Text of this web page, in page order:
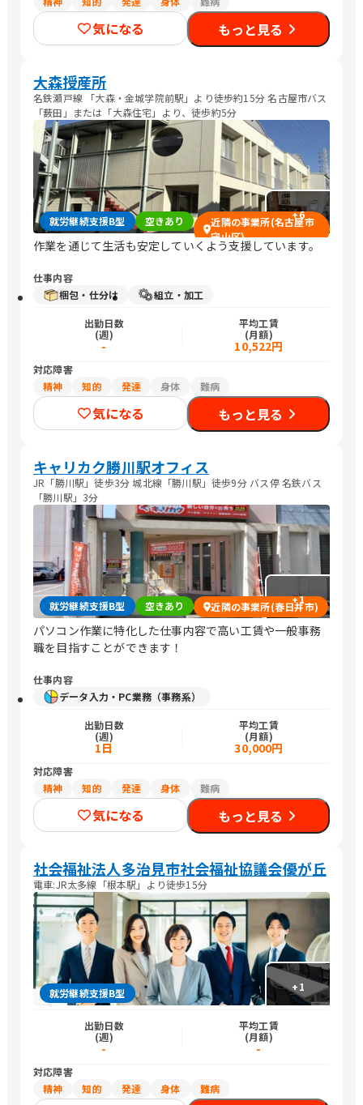
気になる もっと見る
大森授産所
名鉄瀬戸線 「大森・金城学院前駅」より徒歩約15分 名古屋市バス
「薮田」または「大森住宅」より、徒歩約5分
+6
就労継続支援B型 空きあり
近隣の事業所(名古屋市
守山区)
作業を通じて生活も安定していくよう支援しています。
仕事内容
梱包・仕分け
組立・加工
出勤日数
(週)
-
平均工賃
(月額)
10,522円
対応障害
精神
知的 発達 身体 難病
気になる もっと見る
キャリカク勝川駅オフィス
JR「勝川駅」徒歩3分 城北線「勝川駅」徒歩9分 バス停 名鉄バス
「勝川駅」3分
+1
就労継続支援B型 空きあり 近隣の事業所(春日井市)
パソコン作業に特化した仕事内容で高い工賃や一般事務
職を目指すことができます！
仕事内容
データ入力・PC業務（事務系）
出勤日数
(週)
1日
平均工賃
(月額)
30,000円
対応障害
精神
知的 発達 身体 難病
気になる もっと見る
社会福祉法人多治見市社会福祉協議会優が丘
電車:JR太多線「根本駅」より徒歩15分
+1
就労継続支援B型
出勤日数
(週)
-
平均工賃
(月額)
-
対応障害
精神
知的 発達 身体 難病